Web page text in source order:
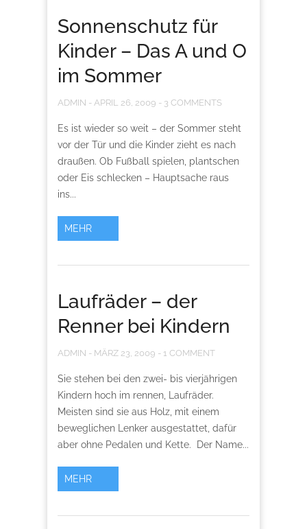
Sonnenschutz für
Kinder – Das A und O
im Sommer
ADMIN - APRIL 26, 2009 - 3 COMMENTS
Es ist wieder so weit – der Sommer steht
vor der Tür und die Kinder zieht es nach
draußen. Ob Fußball spielen, plantschen
oder Eis schlecken – Hauptsache raus
ins...
MEHR
Laufräder – der
Renner bei Kindern
ADMIN - MÄRZ 23, 2009 - 1 COMMENT
Sie stehen bei den zwei- bis vierjährigen
Kindern hoch im rennen, Laufräder.
Meisten sind sie aus Holz, mit einem
beweglichen Lenker ausgestattet, dafür
aber ohne Pedalen und Kette. Der Name...
MEHR